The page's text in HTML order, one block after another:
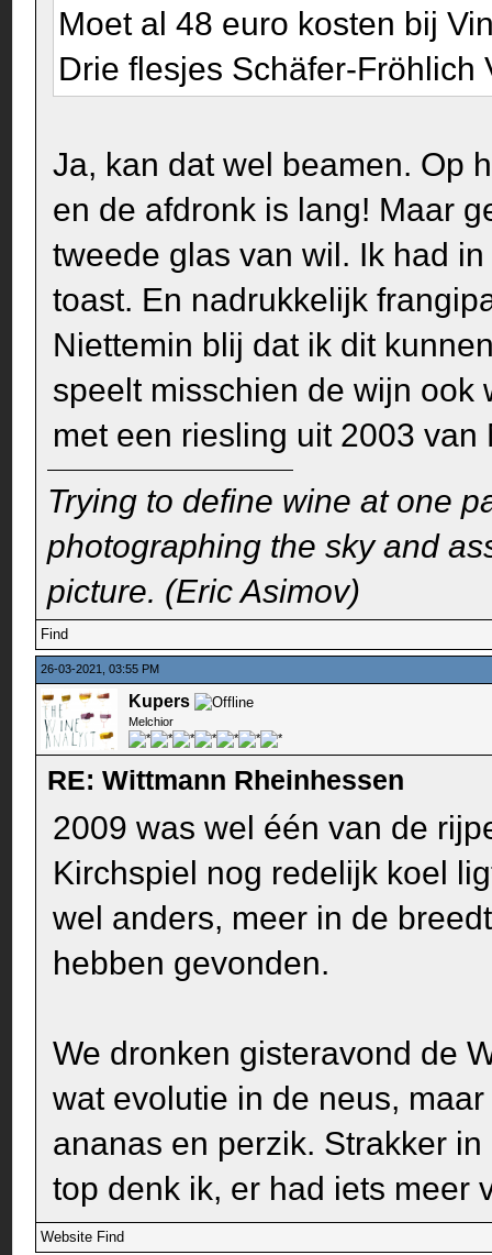
Moet al 48 euro kosten bij
Drie flesjes Schäfer-
Ja, kan dat wel beamen. Op
en de afdronk is lang! Maar
tweede glas van wil. Ik had
toast. En nadrukkelijk
Niettemin blij dat ik dit
speelt misschien de wijn ook
met een riesling uit 2003 van
Trying to define wine at one
photographing the sky and
picture. (Eric Asimov)
Find
26-03-2021, 03:55 PM
Kupers
Melchior
RE: Wittmann Rheinhessen
2009 was wel één van de
Kirchspiel nog redelijk koel
wel anders, meer in de
hebben gevonden.
We dronken gisteravond de
wat evolutie in de neus,
ananas en perzik. Strakker
top denk ik, er had iets meer
Website Find